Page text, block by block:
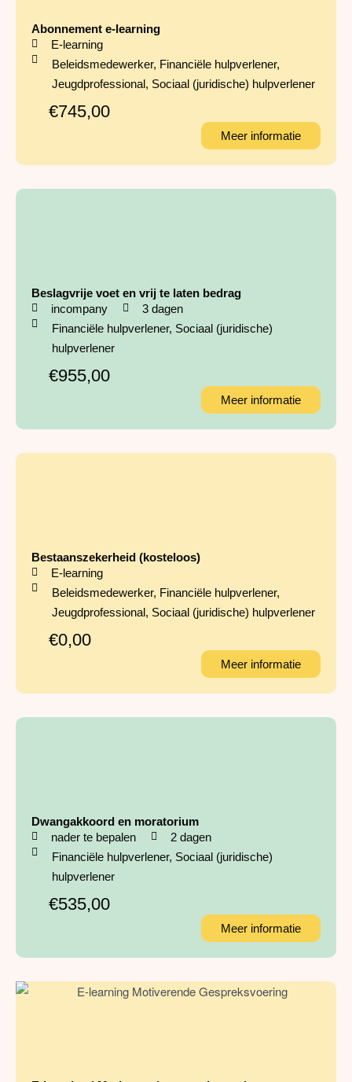
Abonnement e-learning
E-learning
Beleidsmedewerker, Financiële hulpverlener,
Jeugdprofessional, Sociaal (juridische) hulpverlener
€745,00
Meer informatie
Beslagvrije voet en vrij te laten bedrag
incompany
3 dagen
Financiële hulpverlener, Sociaal (juridische)
hulpverlener
€955,00
Meer informatie
Bestaanszekerheid (kosteloos)
E-learning
Beleidsmedewerker, Financiële hulpverlener,
Jeugdprofessional, Sociaal (juridische) hulpverlener
€0,00
Meer informatie
Dwangakkoord en moratorium
nader te bepalen
2 dagen
Financiële hulpverlener, Sociaal (juridische)
hulpverlener
€535,00
Meer informatie